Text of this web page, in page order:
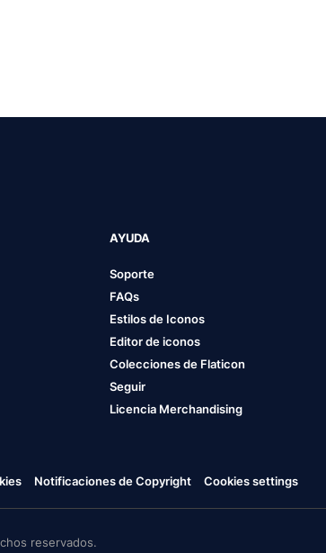
AYUDA
Soporte
FAQs
Estilos de Iconos
Editor de iconos
Colecciones de Flaticon
Seguir
Licencia Merchandising
Notificaciones de Copyright Cookies settings
reservados.